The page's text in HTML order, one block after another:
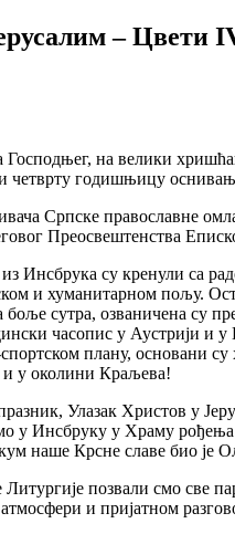
– Цвети
Господњег, на велики
четврту годишњицу
Српске православне
Преосвештенства
Инсбрука су кренули са
и хуманитарном пољу.
боље сутра, озваничена су
часопис у Аустрији и у
плану, основани
у околини Краљева!
Улазак Христов у
у Инсбруку у Храму
наше Крсне славе био је
позвали смо све
и пријатном